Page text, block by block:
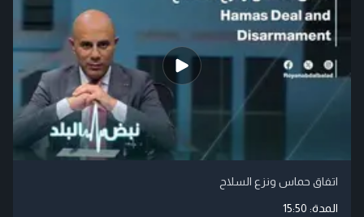
اتفاق حماس ونزع السلاح
المدة: 15:50